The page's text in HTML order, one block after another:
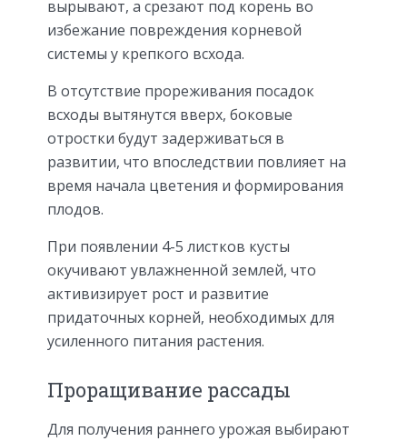
вырывают, а срезают под корень во
избежание повреждения корневой
системы у крепкого всхода.
В отсутствие прореживания посадок
всходы вытянутся вверх, боковые
отростки будут задерживаться в
развитии, что впоследствии повлияет на
время начала цветения и формирования
плодов.
При появлении 4-5 листков кусты
окучивают увлажненной землей, что
активизирует рост и развитие
придаточных корней, необходимых для
усиленного питания растения.
Проращивание рассады
Для получения раннего урожая выбирают